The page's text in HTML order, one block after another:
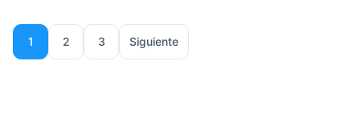
1 2 3 Siguiente